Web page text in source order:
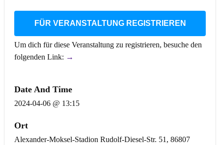
FÜR VERANSTALTUNG REGISTRIEREN
Um dich für diese Veranstaltung zu registrieren, besuche den
folgenden Link: →
Date And Time
2024-04-06 @ 13:15
Ort
Alexander-Moksel-Stadion Rudolf-Diesel-Str. 51, 86807